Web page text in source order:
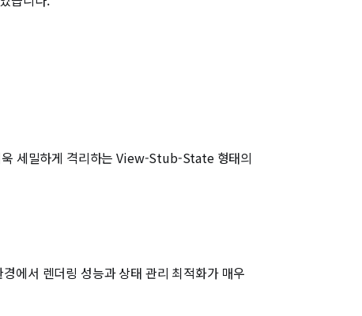
욱 세밀하게 격리하는 View-Stub-State 형태의
에서 렌더링 성능과 상태 관리 최적화가 매우